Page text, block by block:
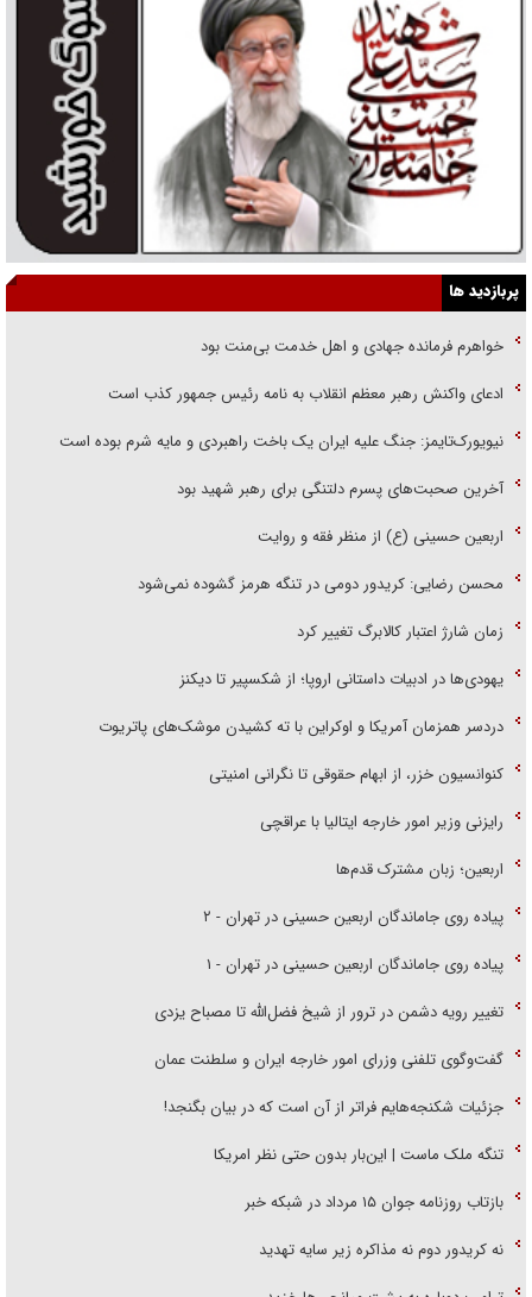
پربازدید ها
خواهرم فرمانده جهادی و اهل خدمت بی‌منت بود
ادعای واکنش رهبر معظم انقلاب به نامه رئیس جمهور کذب است
نیویورک‌تایمز: جنگ علیه ایران یک باخت راهبردی و مایه شرم بوده است
آخرین صحبت‌های پسرم دلتنگی برای رهبر شهید بود
اربعین حسینی (ع) از منظر فقه و روایت
محسن رضایی: کریدور دومی در تنگه هرمز گشوده نمی‌شود
زمان شارژ اعتبار کالابرگ تغییر کرد
یهودی‌ها در ادبیات داستانی اروپا؛ از شکسپیر تا دیکنز
دردسر همزمان آمریکا و اوکراین با ته کشیدن موشک‌های پاتریوت
کنوانسیون خزر، از ابهام حقوقی تا نگرانی امنیتی
رایزنی وزیر امور خارجه ایتالیا با عراقچی
اربعین؛ زبان مشترک قدم‌ها
پیاده روی جاماندگان اربعین حسینی در تهران - ۲
پیاده روی جاماندگان اربعین حسینی در تهران - ۱
تغییر رویه دشمن در ترور از شیخ فضل‌الله تا مصباح یزدی
گفت‌وگوی تلفنی وزرای امور خارجه ایران و سلطنت عمان
جزئیات شکنجه‌هایم فراتر از آن است که در بیان بگنجد!
تنگه ملک ماست | این‌بار بدون حتی نظر امریکا
بازتاب روزنامه جوان ۱۵ مرداد در شبکه خبر
نه کریدور دوم نه مذاکره زیر سایه تهدید